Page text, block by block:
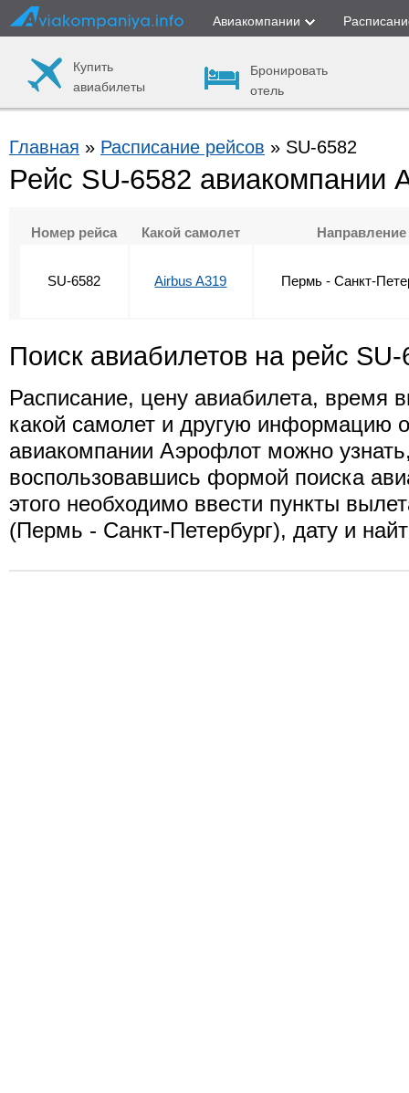
Авиакомпании
Купить
авиабилеты
Бронировать
отель
Главная » Расписание рейсов » SU-6582
Рейс SU-6582 авиакомпании
Номер рейса Какой самолет Направление
SU-6582 Airbus A319 Пермь - Санкт-
Поиск авиабилетов на рейс SU-
Расписание, цену авиабилета, время
какой самолет и другую информацию
авиакомпании Аэрофлот можно
воспользовавшись формой поиска
этого необходимо ввести пункты
(Пермь - Санкт-Петербург), дату и